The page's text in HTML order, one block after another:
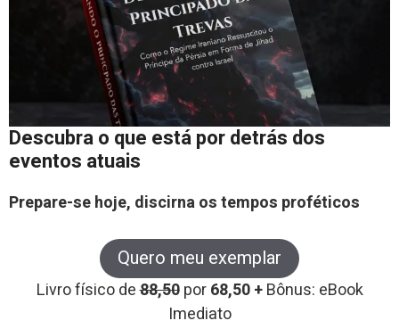
Descubra o que está por detrás dos
eventos atuais
Prepare-se hoje, discirna os tempos proféticos
Quero meu exemplar
Livro físico de88,50 por68,50 +Bônus: eBook
Imediato